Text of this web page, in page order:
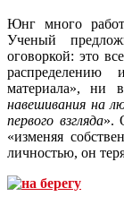
Юнг много работ
Ученый
оговоркой: это
распределению
материала», ни
навешивания на
первого взгляда».
«изменяя
личностью, он